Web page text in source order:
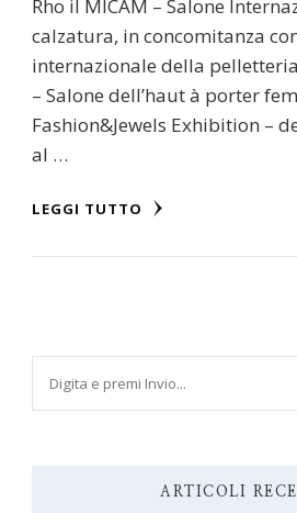
Rho il MICAM – Salone
calzatura, in concomitanza
internazionale della
– Salone dell’haut à porter
Fashion&Jewels Exhibition –
al …
LEGGI TUTTO
ARTICOLI